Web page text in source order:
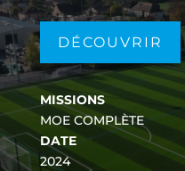
DÉCOUVRIR
MISSIONS
MOE COMPLÈTE
DATE
2024